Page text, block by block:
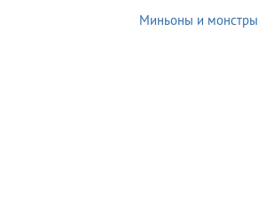
Миньоны и монстры